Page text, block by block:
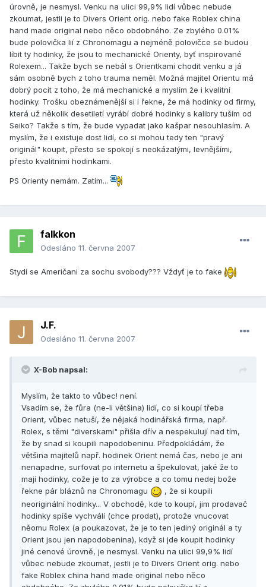
úrovně, je nesmysl. Venku na ulici 99,9% lidí vůbec nebude
zkoumat, jestli je to Divers Orient orig. nebo fake Roblex china
hand made original nebo něco obdobného. Ze zbylého 0.01%
bude polovička lií z Chronomagu a nejméně polovičce se budou
líbit ty hodinky, že jsou to mechanické Orienty, byť inspirované
Rolexem... Takže bych se nebál s Orientkami chodit venku a já
sám osobně bych z toho trauma neměl. Možná majitel Orientu má
dobrý pocit z toho, že má mechanické a myslím že i kvalitní
hodinky. Trošku obeznámenější si i řekne, že má hodinky od firmy,
která už několik desetiletí vyrábí dobré hodinky s kalibry tuším od
Seiko? Takže s tím, že bude vypadat jako kašpar nesouhlasím. A
myslím, že i existuje dost lidí, co si mohou tedy ten "pravý
originál" koupit, přesto se spokojí s neokázalými, levnějšími,
přesto kvalitními hodinkami.
PS Orienty nemám. Zatím...
falkkon
Odesláno 11. června 2007
Stydí se Američani za sochu svobody??? Vždyť je to fake
J.F.
Odesláno 11. června 2007
X-Bob napsal:
Myslím, že takto to vůbec! není.
Vsadím se, že fůra (ne-li většina) lidí, co si koupí třeba
Orient, vůbec netuší, že nějaká hodinářská firma, např.
Rolex, s těmi "diverskami" přišla dřív a nespekulují nad tím,
že by snad si koupili napodobeninu. Předpokládám, že
většina majitelů např. hodinek Orient nemá čas, nebo je ani
nenapadne, surfovat po internetu a špekulovat, jaké že to
mají hodinky, cože je to za výrobce a co tomu nedej bože
řekne pár bláznů na Chronomagu
, že si koupili
neoriginální hodinky... V obchodě, kde to koupí, jim prodavač
hodinky spíše vychválí (chce prodat), protože vnucovat
něomu Rolex (a poukazovat, že je to ten jediný originál a ty
Orient jsou jen napodobenina), když si jde koupit hodinky
jiné cenové úrovně, je nesmysl. Venku na ulici 99,9% lidí
vůbec nebude zkoumat, jestli je to Divers Orient orig. nebo
fake Roblex china hand made original nebo něco